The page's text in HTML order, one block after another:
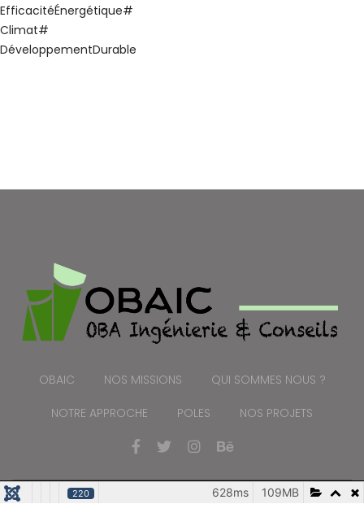
EfficacitéÉnergétique#
Climat#
DéveloppementDurable
OBAIC NOS MISSIONS QUI SOMMES NOUS ?
NOTRE APPROCHE POLES NOS PROJETS
© {2025} OBA Ingénierie & Conseils. Tous droits réservés.
220 109MB
628ms